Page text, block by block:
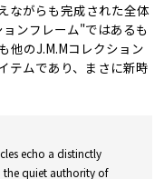
ながらも完成された全体
ンフレーム"ではあるも
他のJ.M.Mコレクション
テムであり、まさに新時
echo a distinctly
quiet authority of